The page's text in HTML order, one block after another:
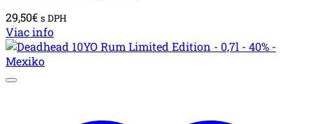
29,50€ s DPH
Viac info